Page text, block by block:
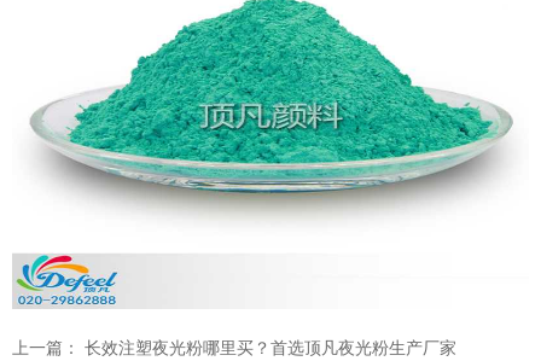
上一篇： 长效注塑夜光粉哪里买？首选顶凡夜光粉生产厂家
温变粉可以做防伪标签、温变防伪吗...
温变粉适合做热变还是冷变？ 2026-08-04